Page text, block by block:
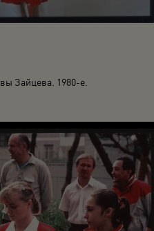
Зайцева. 1980-е.